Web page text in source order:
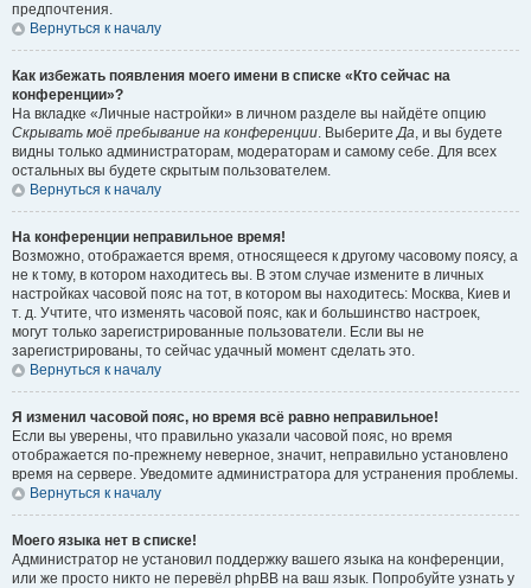
предпочтения.
Вернуться к началу
Как избежать появления моего имени в списке «Кто сейчас на
конференции»?
На вкладке «Личные настройки» в личном разделе вы найдёте опцию
Скрывать моё пребывание на конференции. ВыберитеДа, и вы будете
видны только администраторам, модераторам и самому себе. Для всех
остальных вы будете скрытым пользователем.
Вернуться к началу
На конференции неправильное время!
Возможно, отображается время, относящееся к другому часовому поясу, а
не к тому, в котором находитесь вы. В этом случае измените в личных
настройках часовой пояс на тот, в котором вы находитесь: Москва, Киев и
т. д. Учтите, что изменять часовой пояс, как и большинство настроек,
могут только зарегистрированные пользователи. Если вы не
зарегистрированы, то сейчас удачный момент сделать это.
Вернуться к началу
Я изменил часовой пояс, но время всё равно неправильное!
Если вы уверены, что правильно указали часовой пояс, но время
отображается по-прежнему неверное, значит, неправильно установлено
время на сервере. Уведомите администратора для устранения проблемы.
Вернуться к началу
Моего языка нет в списке!
Администратор не установил поддержку вашего языка на конференции,
или же просто никто не перевёл phpBB на ваш язык. Попробуйте узнать у